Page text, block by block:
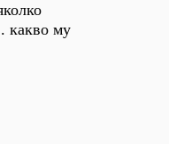
какво му